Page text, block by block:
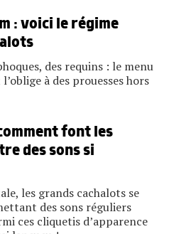
: voici le régime
des requins : le menu
à des prouesses hors
font les
des sons si
les grands cachalots se
des sons réguliers
ces cliquetis d’apparence